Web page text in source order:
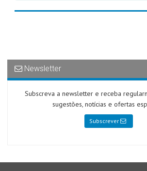
Newsletter
Subscreva a newsletter e receba
sugestões, notícias e ofertas
Subscrever